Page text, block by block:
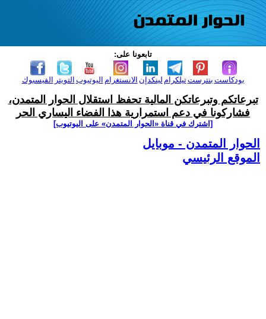
تابعونا على:
الفيسبوك التويتر اليوتيوب الانستغرام لينكدإن تيلكرامبنترست بودكاست
تبرعاتكم وتبرعاتكن المالية تحفظ استقلال الحوار المتمدن،
فشاركونا في دعم استمرارية هذا الفضاء اليساري الحر
[اشترك في قناة ‫«الحوار المتمدن» على اليوتيوب]
الحوار المتمدن - موبايل
الموقع الرئيسي